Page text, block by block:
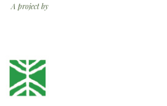
A project by